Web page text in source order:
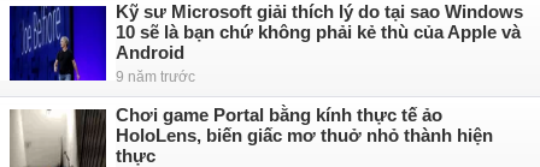
Kỹ sư Microsoft giải thích lý do tại sao Windows
10 sẽ là bạn chứ không phải kẻ thù của Apple và
Android
9 năm trước
Chơi game Portal bằng kính thực tế ảo
HoloLens, biến giấc mơ thuở nhỏ thành hiện
thực